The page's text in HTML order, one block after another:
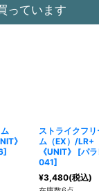
っています
》
]
ストライクフ
ム（EX）/LR+
《UNIT》
[パ
041]
¥3,480(税込)